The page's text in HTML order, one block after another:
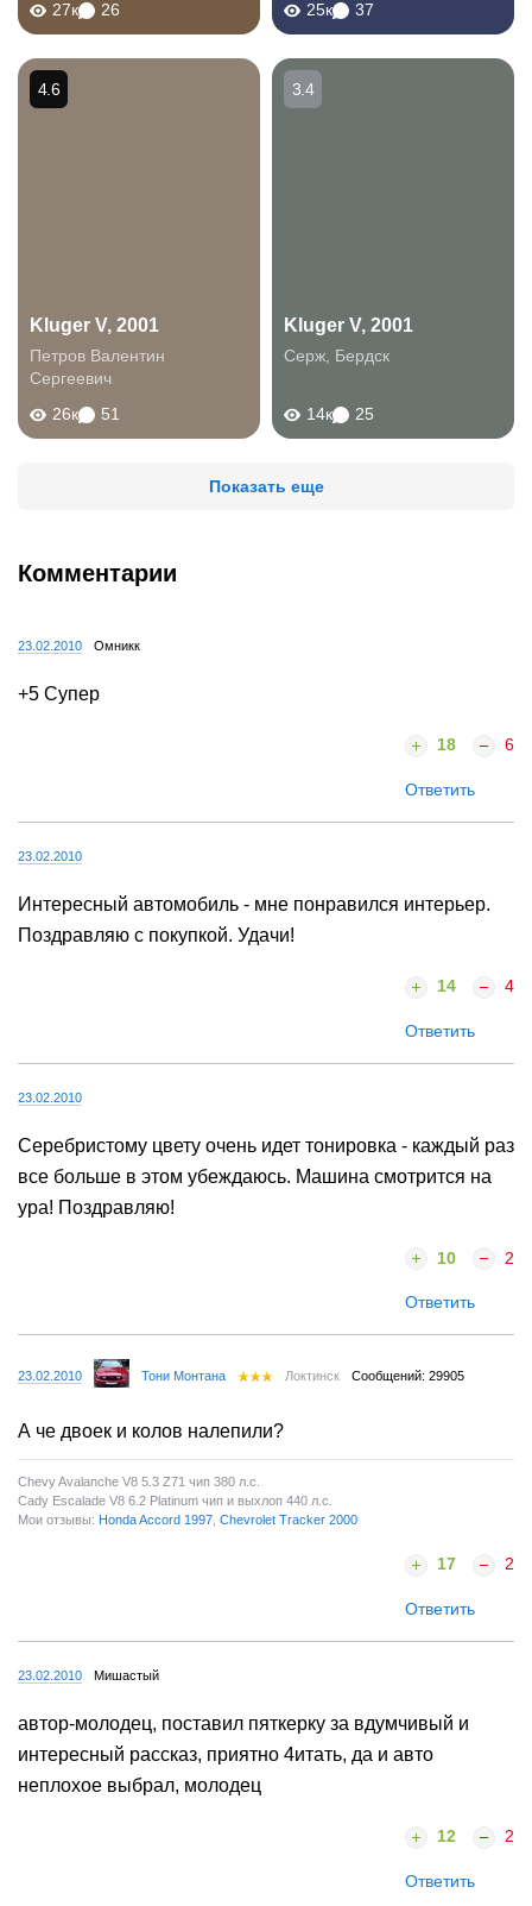
27к 26 25к 37
Kluger V, 2001
Петров Валентин
Сергеевич
26к
51
4.6
Kluger V, 2001
Серж Бердск
14к 25
3.4
Показать еще
Комментарии
23.02.2010 Омникк
+5 Супер
18 6
Ответить
23.02.2010
Интересный автомобиль - мне понравился интерьер.
Поздравляю с покупкой. Удачи!
14 4
Ответить
23.02.2010
Серебристому цвету очень идет тонировка - каждый раз
все больше в этом убеждаюсь. Машина смотрится на
ура! Поздравляю!
10 2
Ответить
23.02.2010 Тони Монтана Локтинск Сообщений: 29905
А че двоек и колов налепили?
Chevy Avalanche V8 5.3 Z71 чип 380 л.с.
Cady Escalade V8 6.2 Platinum чип и выхлоп 440 л.с.
Мои отзывы: Honda Accord 1997 Chevrolet Tracker 2000
17 2
Ответить
23.02.2010 Мишастый
автор-молодец, поставил пяткерку за вдумчивый и
интересный рассказ, приятно 4итать, да и авто
неплохое выбрал, молодец
12 2
Ответить